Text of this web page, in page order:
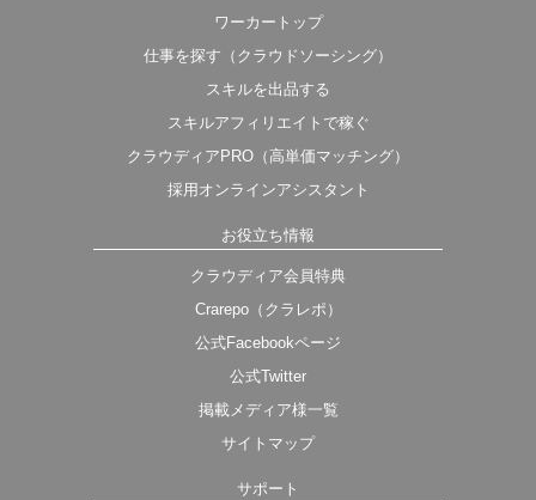
ワーカートップ
仕事を探す（クラウドソーシング）
スキルを出品する
スキルアフィリエイトで稼ぐ
クラウディアPRO（高単価マッチング）
採用オンラインアシスタント
お役立ち情報
クラウディア会員特典
Crarepo（クラレポ）
公式Facebookページ
公式Twitter
掲載メディア様一覧
サイトマップ
サポート